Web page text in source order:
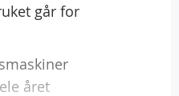
går for
året